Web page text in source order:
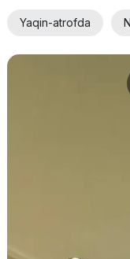
Yaqin-atrofda